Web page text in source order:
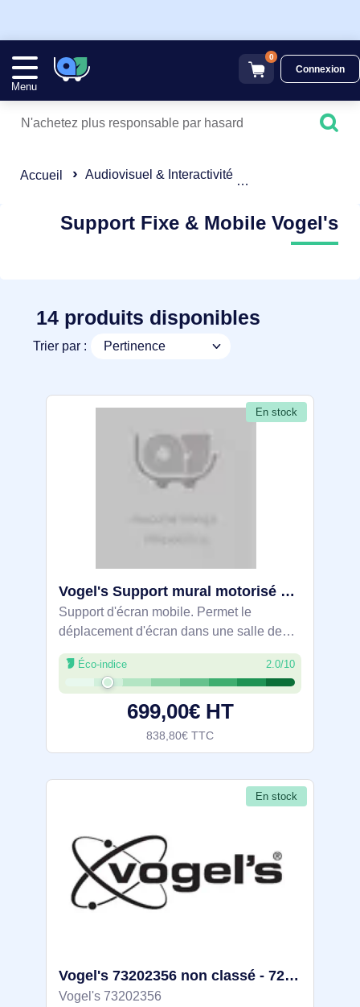
Menu
0
Connexion
Accueil Audiovisuel & Interactivité
Support Fixe & Mobile Vogel's
14 produits disponibles
Trier par :
En stock
Vogel's Support mural motorisé RISE 2005
Support d'écran mobile. Permet le
déplacement d'écran dans une salle de
classe ou de réunion.
Éco-indice 2.0/10
699,00€ HT
838,80€ TTC
En stock
Vogel's 73202356 non classé - 7291260
Vogel's 73202356